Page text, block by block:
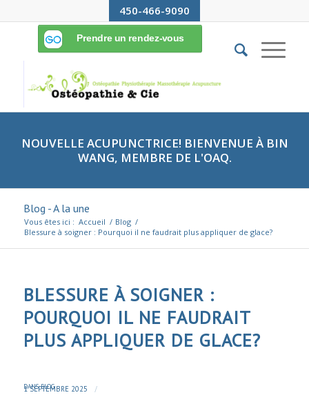
450-466-9090
NOUVELLE ACUPUNCTRICE! BIENVENUE À BIN
WANG, MEMBRE DE L'OAQ.
Blog - A la une
Vous êtes ici : Accueil / Blog /
Blessure à soigner : Pourquoi il ne faudrait plus appliquer de glace?
BLESSURE À SOIGNER :
POURQUOI IL NE FAUDRAIT
PLUS APPLIQUER DE GLACE?
1 SEPTEMBRE 2025 /
DANSBLOG